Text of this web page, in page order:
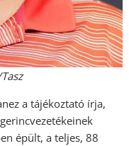
a tájékoztató írja,
épült, a teljes, 88